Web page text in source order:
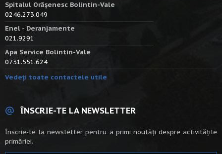
Spitalul Orășenesc Bolintin-Vale
0246.273.049
Enel - Deranjamente
021.9291
Apa Service Bolintin-Vale
0731.551.624
Vedeți toate contactele utile
ÎNSCRIE-TE LA NEWSLETTER
Înscrie-te la newsletter pentru a primi noutăți despre activitățile
primăriei.